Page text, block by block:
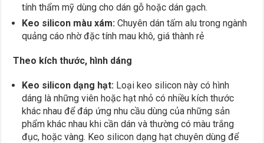
tính thẩm mỹ dùng cho dán gỗ hoặc dán gạch.
Keo silicon màu xám: Chuyên dán tấm alu trong ngành
quảng cáo nhờ đặc tính mau khô, giá thành rẻ
Theo kích thước, hình dáng
Keo silicon dạng hạt: Loại keo silicon này có hình
dáng là những viên hoặc hạt nhỏ có nhiều kích thước
khác nhau để đáp ứng nhu cầu dùng của những sản
phẩm khác nhau khi cần dán và thường có màu trắng
đục, hoặc vàng. Keo silicon dạng hạt chuyên dùng để